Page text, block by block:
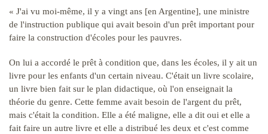
« J'ai vu moi-même, il y a vingt ans [en Argentine], une ministre
de l'instruction publique qui avait besoin d'un prêt important pour
faire la construction d'écoles pour les pauvres.
On lui a accordé le prêt à condition que, dans les écoles, il y ait un
livre pour les enfants d'un certain niveau. C'était un livre scolaire,
un livre bien fait sur le plan didactique, où l'on enseignait la
théorie du genre. Cette femme avait besoin de l'argent du prêt,
mais c'était la condition. Elle a été maligne, elle a dit oui et elle a
fait faire un autre livre et elle a distribué les deux et c'est comme